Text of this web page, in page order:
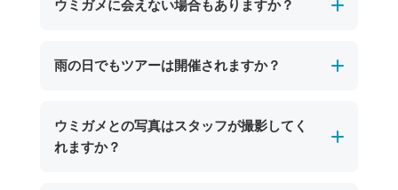
初心者の方でも安心してご参加いただけます。
ウミガメに会えない場合もありますか？
自然の生き物のため必ず会えるとは限りませ
ご了承ください。
ただし、ツアーで訪れるのはサンゴ礁が美しい
雨の日でもツアーは開催されますか？
シトシト雨の場合は催行します。海洋状況にう
よっては、直前のツアーキャンセルやプログラ
ウミガメとの写真はスタッフが撮影してく
れますか？